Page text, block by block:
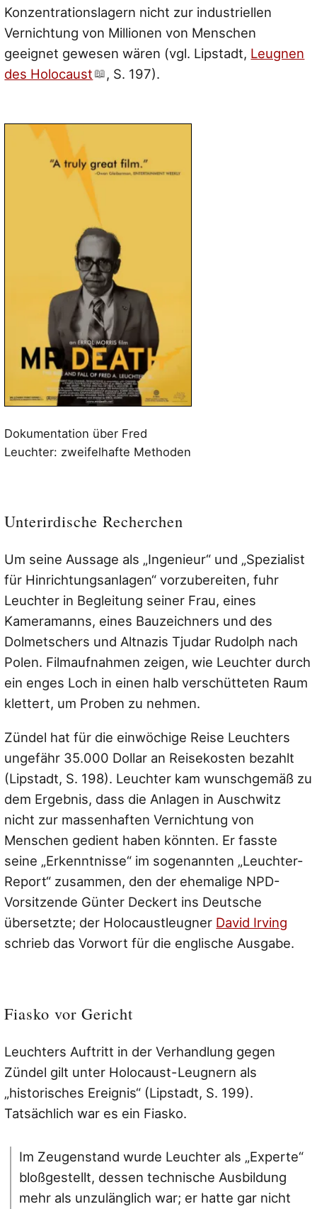
Konzentrationslagern nicht zur industriellen
Vernichtung von Millionen von Menschen
geeignet gewesen wären (vgl. Lipstadt, Leugnen
des Holocaust
, S. 197).
Dokumentation über Fred
Leuchter: zweifelhafte Methoden
Unterirdische Recherchen
Um seine Aussage als „Ingenieur“ und „Spezialist
für Hinrichtungsanlagen“ vorzubereiten, fuhr
Leuchter in Begleitung seiner Frau, eines
Kameramanns, eines Bauzeichners und des
Dolmetschers und Altnazis Tjudar Rudolph nach
Polen. Filmaufnahmen zeigen, wie Leuchter durch
ein enges Loch in einen halb verschütteten Raum
klettert, um Proben zu nehmen.
Zündel hat für die einwöchige Reise Leuchters
ungefähr 35.000 Dollar an Reisekosten bezahlt
(Lipstadt, S. 198). Leuchter kam wunschgemäß zu
dem Ergebnis, dass die Anlagen in Auschwitz
nicht zur massenhaften Vernichtung von
Menschen gedient haben könnten. Er fasste
seine „Erkenntnisse“ im sogenannten „Leuchter-
Report“ zusammen, den der ehemalige NPD-
Vorsitzende Günter Deckert ins Deutsche
übersetzte; der Holocaustleugner David Irving
schrieb das Vorwort für die englische Ausgabe.
Fiasko vor Gericht
Leuchters Auftritt in der Verhandlung gegen
Zündel gilt unter Holocaust-Leugnern als
„historisches Ereignis“ (Lipstadt, S. 199).
Tatsächlich war es ein Fiasko.
Im Zeugenstand wurde Leuchter als „Experte“
bloßgestellt, dessen technische Ausbildung
mehr als unzulänglich war; er hatte gar nicht